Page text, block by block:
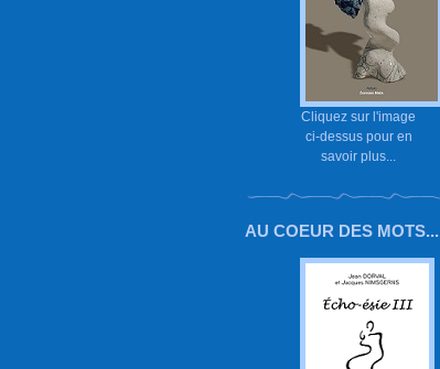
Cliquez sur l'image
ci-dessus pour en
savoir plus...
AU COEUR DES MOTS...